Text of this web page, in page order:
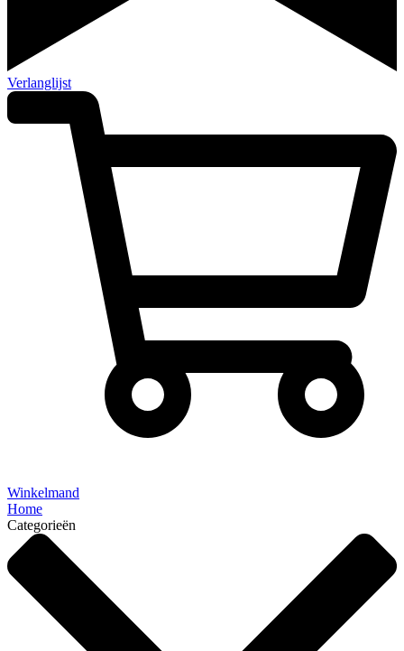
Verlanglijst
Winkelmand
Home
Categorieën